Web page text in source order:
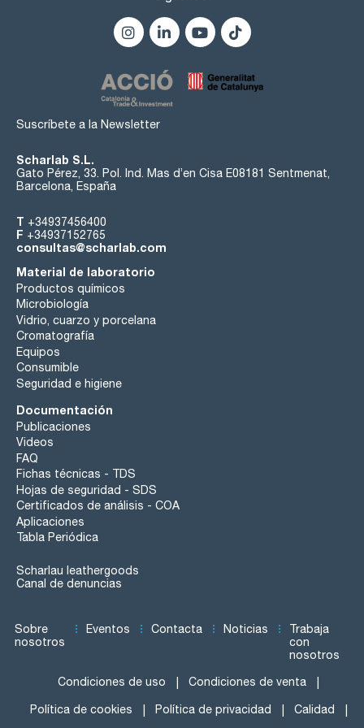
Suscríbete a la Newsletter
Scharlab S.L.
Gato Pérez, 33. Pol. Ind. Mas d’en Cisa E08181 Sentmenat,
Barcelona, España
T +34937456400
F +34937152765
consultas@scharlab.com
Material de laboratorio
Productos químicos
Microbiología
Vidrio, cuarzo y porcelana
Cromatografía
Equipos
Consumible
Seguridad e higiene
Documentación
Publicaciones
Videos
FAQ
Fichas técnicas - TDS
Hojas de seguridad - SDS
Certificados de análisis - COA
Aplicaciones
Tabla Periódica
Scharlau leathergoods
Canal de denuncias
Sobre
nosotros
Eventos Contacta Noticias
Trabaja
con
nosotros
Condiciones de uso Condiciones de venta
Política de cookies Política de privacidad Calidad